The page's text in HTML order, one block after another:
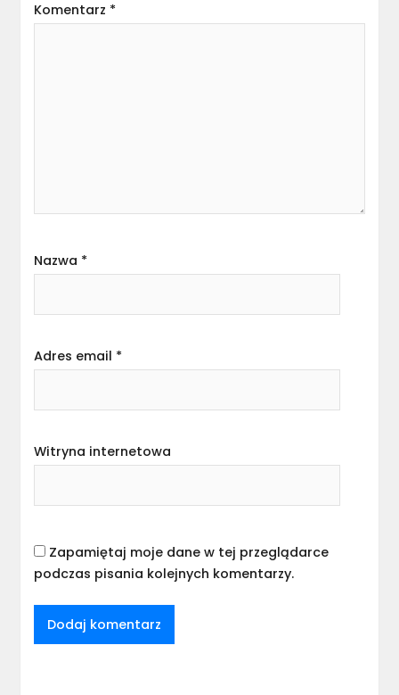
Komentarz *
Nazwa *
Adres email *
Witryna internetowa
Zapamiętaj moje dane w tej przeglądarce
podczas pisania kolejnych komentarzy.